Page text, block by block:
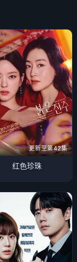
更新至第42集
红色珍珠